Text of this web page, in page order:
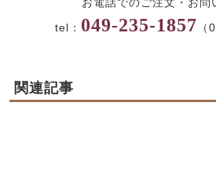
お電話でのご注文・お問
tel： 049-235-1857
関連記事